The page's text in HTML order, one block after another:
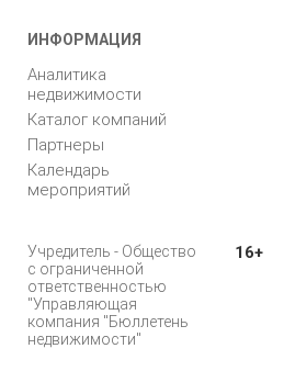
ИНФОРМАЦИЯ
Аналитика
недвижимости
Каталог компаний
Партнеры
Календарь
мероприятий
Учредитель - Общество
с ограниченной
ответственностью
"Управляющая
компания "Бюллетень
недвижимости"
16+